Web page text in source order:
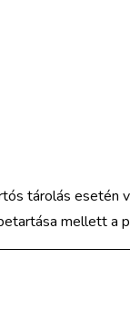
tárolás
mellett a